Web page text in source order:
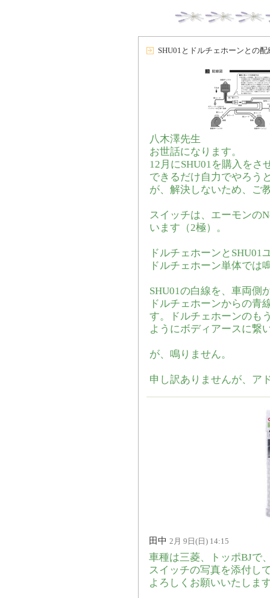
SHU01とドルチェホーンとの
八木澤先生
お世話になります。
12月にSHU01を購入をさ
できるだけ自力でやろう
が、解決しないため、ご
スイッチは、エーモンの
います（2極）。
ドルチェホーンと
ドルチェホーン単体では
SHU01の白線を、車両側
ドルチェホーンからの青
す。ドルチェホーンのも
ようにボディアースに繋
が、鳴りません。
申し訳ありませんが、ア
田中 2月 9日(日) 14:15
車種は三菱、トッポBJで
スイッチの写真を添付し
よろしくお願いいたしま